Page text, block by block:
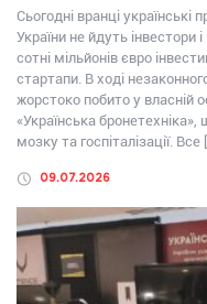
Сьогодні вранці
України не йдуть інвестори
сотні мільйонів євро
стартапи. В ході
жорстоко побито у власній
«Українська
мозку та госпіталізації. Все
09.07.2026